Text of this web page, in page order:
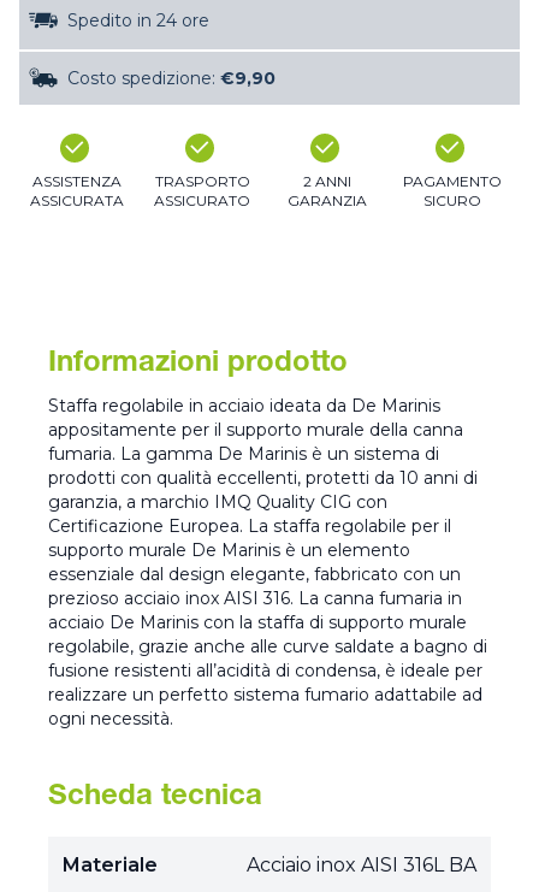
Spedito in 24 ore
Costo spedizione: €9,90
ASSISTENZA
ASSICURATA
TRASPORTO
ASSICURATO
2 ANNI
GARANZIA
PAGAMENTO
SICURO
Informazioni prodotto
Staffa regolabile in acciaio ideata da De Marinis
appositamente per il supporto murale della canna
fumaria. La gamma De Marinis è un sistema di
prodotti con qualità eccellenti, protetti da 10 anni di
garanzia, a marchio IMQ Quality CIG con
Certificazione Europea. La staffa regolabile per il
supporto murale De Marinis è un elemento
essenziale dal design elegante, fabbricato con un
prezioso acciaio inox AISI 316. La canna fumaria in
acciaio De Marinis con la staffa di supporto murale
regolabile, grazie anche alle curve saldate a bagno di
fusione resistenti all’acidità di condensa, è ideale per
realizzare un perfetto sistema fumario adattabile ad
ogni necessità.
Scheda tecnica
Materiale Acciaio inox AISI 316L BA